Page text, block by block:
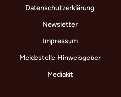
Datenschutzerklärung
Newsletter
Impressum
Meldestelle Hinweisgeber
Mediakit